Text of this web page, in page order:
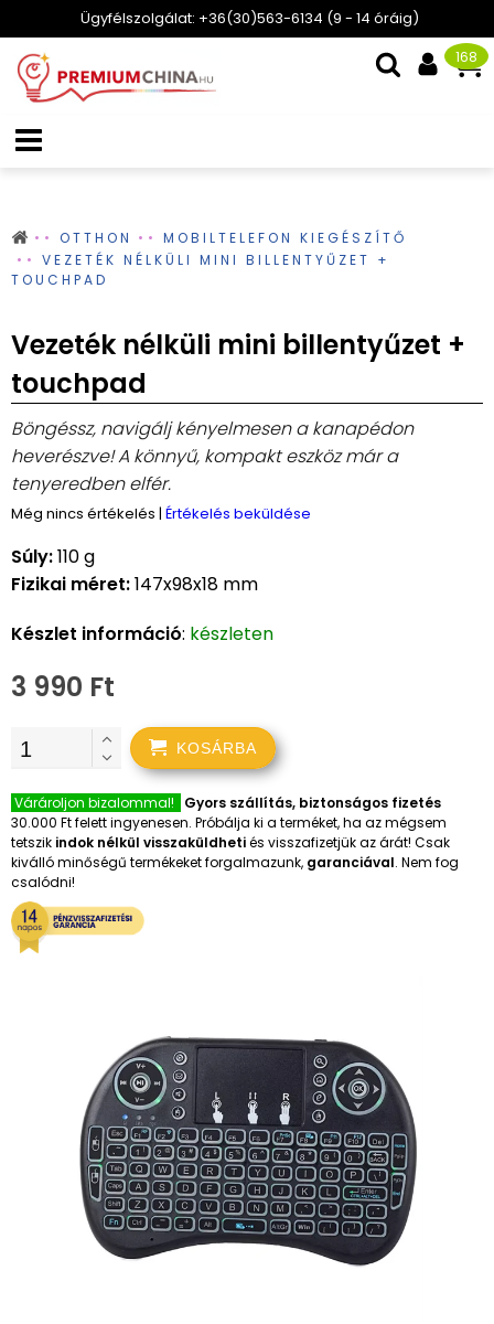
Ügyfélszolgálat: +36(30)563-6134 (9 - 14 óráig)
168
OTTHON
MOBILTELEFON KIEGÉSZÍTŐ
VEZETÉK NÉLKÜLI MINI BILLENTYŰZET +
TOUCHPAD
Vezeték nélküli mini billentyűzet +
touchpad
Böngéssz, navigálj kényelmesen a kanapédon
heverészve! A könnyű, kompakt eszköz már a
tenyeredben elfér.
Még nincs értékelés | Értékelés beküldése
Súly:110 g
Fizikai méret:147x98x18 mm
Készlet információ: készleten
3 990 Ft
KOSÁRBA
Várároljon bizalommal!
Gyors szállítás, biztonságos fizetés
30.000 Ft felett ingyenesen. Próbálja ki a terméket, ha az mégsem
tetszik indok nélkül visszaküldhetiés visszafizetjük az árát! Csak
kiválló minőségű termékeket forgalmazunk, garanciával. Nem fog
csalódni!